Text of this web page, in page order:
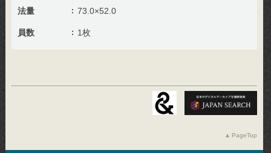
法量 73.0×52.0
員数 1枚
PageTop